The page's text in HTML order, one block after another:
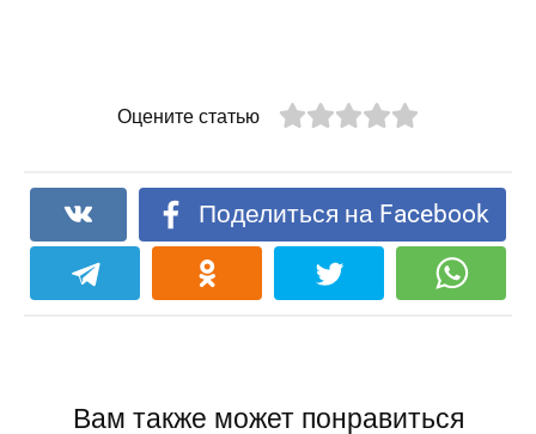
Оцените статью
Поделиться на Facebook
Вам также может понравиться